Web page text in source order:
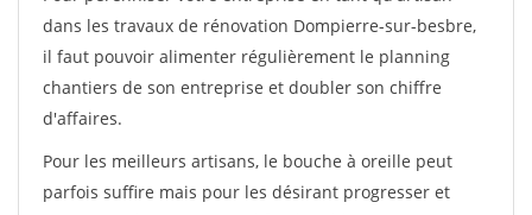
dans les travaux de rénovation Dompierre-sur-besbre,
il faut pouvoir alimenter régulièrement le planning
chantiers de son entreprise et doubler son chiffre
d'affaires.
Pour les meilleurs artisans, le bouche à oreille peut
parfois suffire mais pour les désirant progresser et